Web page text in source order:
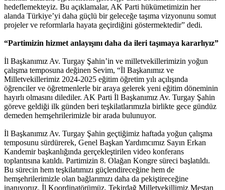
hedeflemekteyiz. Bu açıklamalar, AK Parti hükümetimizin her
alanda Türkiye’yi daha güçlü bir geleceğe taşıma vizyonunu somut
projeler ve reformlarla hayata geçirdiğini göstermektedir” dedi.
“Partimizin hizmet anlayışını daha da ileri taşımaya kararlıyız”
İl Başkanımız Av. Turgay Şahin’in ve milletvekillerimizin yoğun
çalışma temposuna değinen Sevim, “İl Başkanımız ve
Milletvekillerimiz 2024-2025 eğitim öğretim yılı açılışında
öğrenciler ve öğretmenlerle bir araya gelerek yeni eğitim döneminin
hayırlı olmasını dilediler. AK Parti İl Başkanımız Av. Turgay Şahin
göreve geldiği ilk günden beri teşkilatlarımızla birlikte gece gündüz
demeden hemşehrilerimizle bir arada bulunuyor.
İl Başkanımız Av. Turgay Şahin geçtiğimiz haftada yoğun çalışma
temposunu sürdürerek, Genel Başkan Yardımcımız Sayın Erkan
Kandemir başkanlığında gerçekleştirilen video konferans
toplantısına katıldı. Partimizin 8. Olağan Kongre süreci başlatıldı.
Bu sürecin hem teşkilatımızı güçlendireceğine hem de
hemşehrilerimizle olan bağlarımızı daha da pekiştireceğine
inanıyoruz. İl Koordinatörümüz, Tekirdağ Milletvekillimiz Mestan